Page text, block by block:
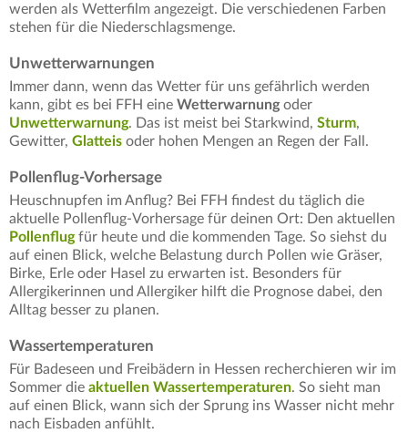
werden als Wetterfilm angezeigt. Die verschiedenen Farben
stehen für die Niederschlagsmenge.
Unwetterwarnungen
Immer dann, wenn das Wetter für uns gefährlich werden
kann, gibt es bei FFH eine Wetterwarnung oder
Unwetterwarnung. Das ist meist bei Starkwind, Sturm,
Gewitter, Glatteis oder hohen Mengen an Regen der Fall.
Pollenflug-Vorhersage
Heuschnupfen im Anflug? Bei FFH findest du täglich die
aktuelle Pollenflug-Vorhersage für deinen Ort: Den aktuellen
Pollenflugfür heute und die kommenden Tage. So siehst du
auf einen Blick, welche Belastung durch Pollen wie Gräser,
Birke, Erle oder Hasel zu erwarten ist. Besonders für
Allergikerinnen und Allergiker hilft die Prognose dabei, den
Alltag besser zu planen.
Wassertemperaturen
Für Badeseen und Freibädern in Hessen recherchieren wir im
Sommer die aktuellen Wassertemperaturen. So sieht man
auf einen Blick, wann sich der Sprung ins Wasser nicht mehr
nach Eisbaden anfühlt.